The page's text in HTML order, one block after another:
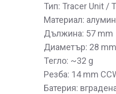
Тип: Tracer Unit /
Материал:
Дължина: 57 mm
Диаметър: 28 mm
Тегло: ~32 g
Резба: 14 mm
Батерия: